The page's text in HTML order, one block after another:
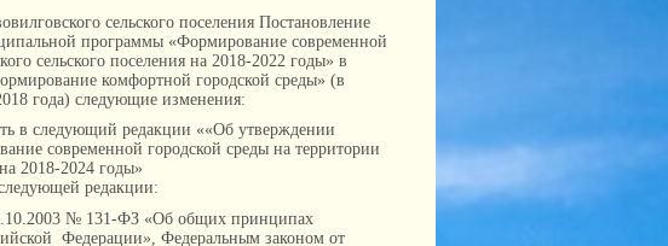
сельского поселения Постановление
программы «Формирование современной
сельского поселения на 2018-2022 годы» в
комфортной городской среды» (в
года) следующие изменения:
в следующий редакции ««Об утверждении
современной городской среды на территории
2018-2024 годы»
редакции:
№ 131-ФЗ «Об общих принципах
Федерации», Федеральным законом от